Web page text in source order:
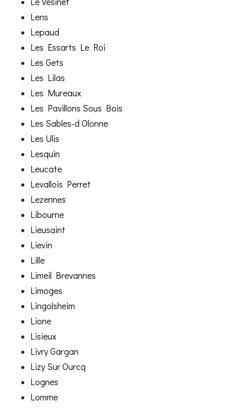
Lens
Lepaud
Les Essarts Le Roi
Les Gets
Les Lilas
Les Mureaux
Les Pavillons Sous Bois
Les Sables-d Olonne
Les Ulis
Lesquin
Leucate
Levallois Perret
Lezennes
Libourne
Lieusaint
Lievin
Lille
Limeil Brevannes
Limoges
Lingolsheim
Lione
Lisieux
Livry Gargan
Lizy Sur Ourcq
Lognes
Lomme